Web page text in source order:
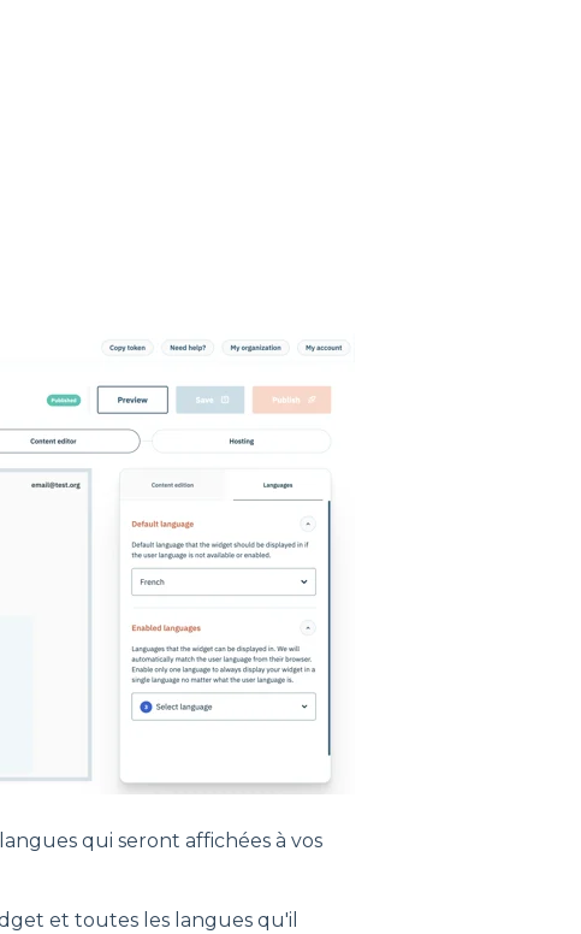
qui seront affichées à vos
et toutes les langues qu'il